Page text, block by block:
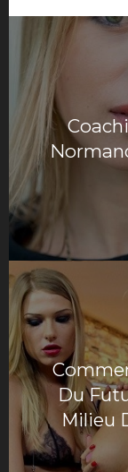
Navigation
de
l’article
Du
Milieu